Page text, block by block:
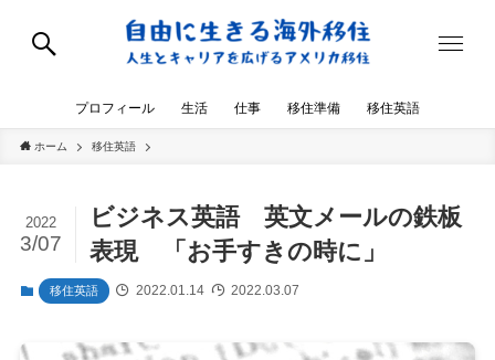
プロフィール 生活 仕事 移住準備 移住英語
ホーム 移住英語
ビジネス英語 英文メールの鉄板
表現 「お手すきの時に」
2022
3/07
移住英語 2022.01.14 2022.03.07